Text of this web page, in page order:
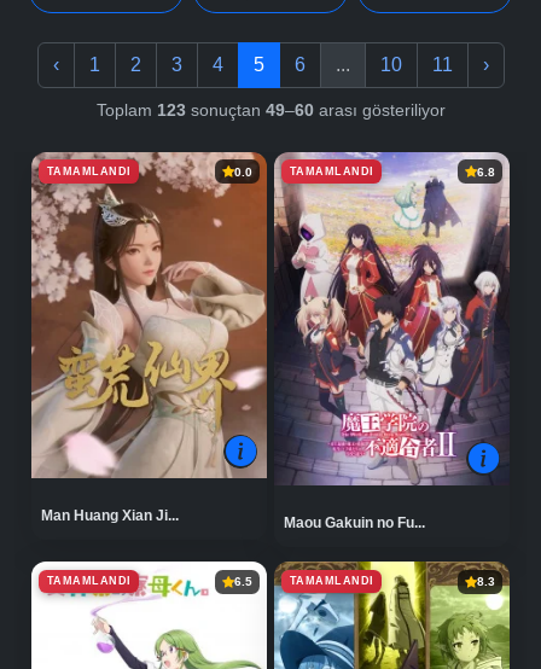
‹ 1 2 3 4 5 6 ... 10 11 ›
Toplam 123sonuçtan 49–60arası gösteriliyor
TAMAMLANDI 0.0
Man Huang Xian Ji...
TAMAMLANDI 6.8
Maou Gakuin no Fu...
TAMAMLANDI 6.5 TAMAMLANDI 8.3